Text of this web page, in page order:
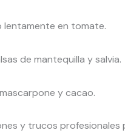
en tomate.
de mantequilla y salvia.
y cacao.
y trucos profesionales